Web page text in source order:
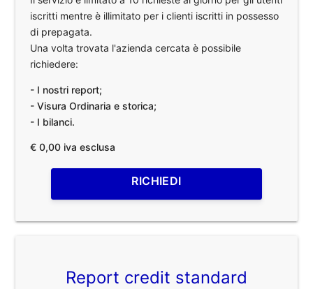
iscritti mentre è illimitato per i clienti iscritti in possesso
di prepagata.
Una volta trovata l'azienda cercata è possibile
richiedere:
- I nostri report;
- Visura Ordinaria e storica;
- I bilanci.
€ 0,00 iva esclusa
RICHIEDI
Report credit standard